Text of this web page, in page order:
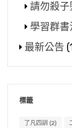
請勿殺子
學習群書
最新公告
標籤
了凡四訓 (2)